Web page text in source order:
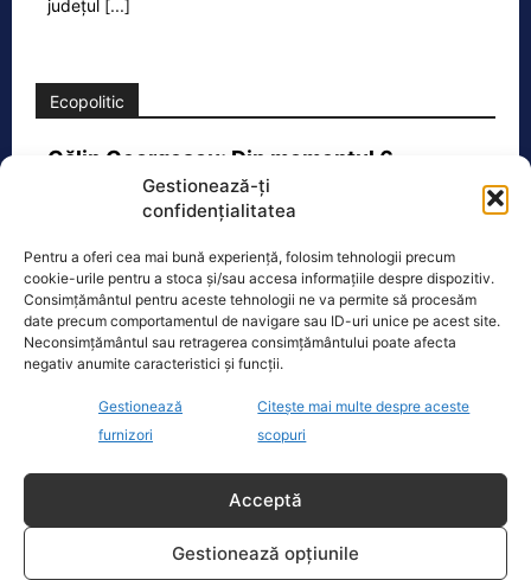
Gestionează-ți
confidențialitatea
Pentru a oferi cea mai bună experiență, folosim tehnologii precum
cookie-urile pentru a stoca și/sau accesa informațiile despre dispozitiv.
Consimțământul pentru aceste tehnologii ne va permite să procesăm
date precum comportamentul de navigare sau ID-uri unice pe acest site.
Neconsimțământul sau retragerea consimțământului poate afecta
negativ anumite caracteristici și funcții.
Gestionează
furnizori
Citește mai multe despre aceste
scopuri
Acceptă
Gestionează opțiunile
județul [...]
Ecopolitic
Călin Georgescu: Din momentul 6
decembrie 2024 nu mai este „piatră…
Călin Georgescu le-a mulțumit
la Înalta Curte și a ținut să precizeze
că, din punctul[...]
Oficiul de Știri
este unul dintre cele mai importante